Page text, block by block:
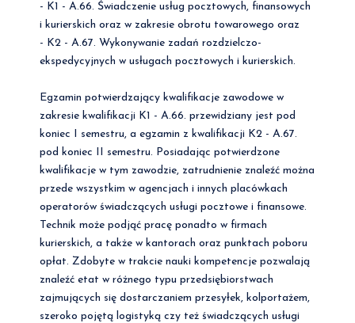
- K1 - A.66. Świadczenie usług pocztowych, finansowych
i kurierskich oraz w zakresie obrotu towarowego oraz
- K2 - A.67. Wykonywanie zadań rozdzielczo-
ekspedycyjnych w usługach pocztowych i kurierskich.
Egzamin potwierdzający kwalifikacje zawodowe w
zakresie kwalifikacji K1 - A.66. przewidziany jest pod
koniec I semestru, a egzamin z kwalifikacji K2 - A.67.
pod koniec II semestru. Posiadając potwierdzone
kwalifikacje w tym zawodzie, zatrudnienie znaleźć można
przede wszystkim w agencjach i innych placówkach
operatorów świadczących usługi pocztowe i finansowe.
Technik może podjąć pracę ponadto w firmach
kurierskich, a także w kantorach oraz punktach poboru
opłat. Zdobyte w trakcie nauki kompetencje pozwalają
znaleźć etat w różnego typu przedsiębiorstwach
zajmujących się dostarczaniem przesyłek, kolportażem,
szeroko pojętą logistyką czy też świadczących usługi